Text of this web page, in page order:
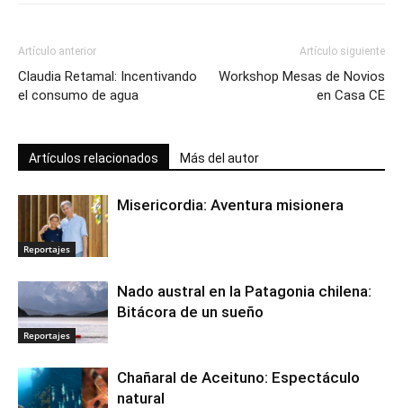
Artículo anterior
Claudia Retamal: Incentivando
el consumo de agua
Artículo siguiente
Workshop Mesas de Novios
en Casa CE
Artículos relacionados Más del autor
Reportajes
Misericordia: Aventura misionera
Reportajes
Nado austral en la Patagonia chilena:
Bitácora de un sueño
Chañaral de Aceituno: Espectáculo
natural